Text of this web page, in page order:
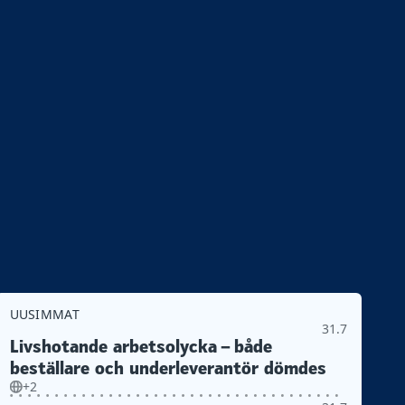
UUSIMMAT
31.7
Livshotande arbetsolycka – både
beställare och underleverantör dömdes
+2